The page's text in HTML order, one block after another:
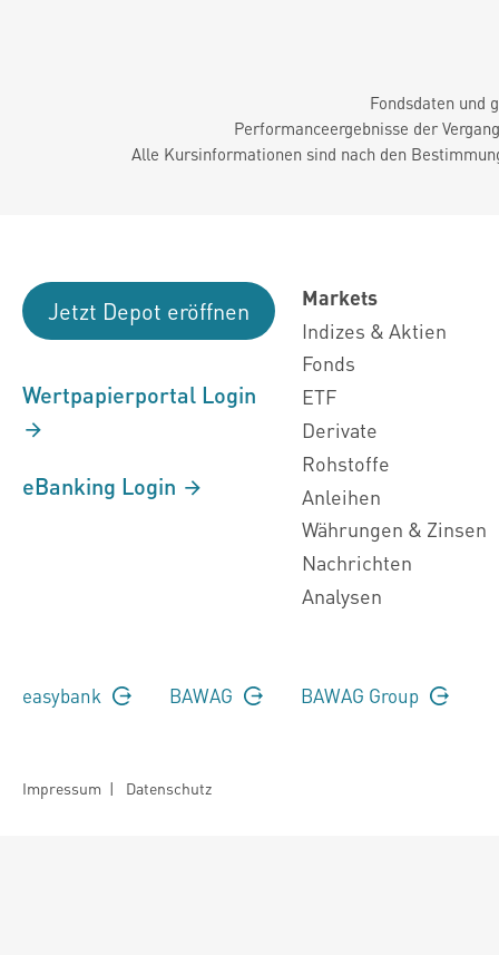
Fondsdaten und
Performanceergebnisse der
Alle Kursinformationen sind nach den
Jetzt Depot eröffnen
Wertpapierportal Login
eBanking Login
Markets
Indizes & Aktien
Fonds
ETF
Derivate
Rohstoffe
Anleihen
Währungen & Zinsen
Nachrichten
Analysen
easybank BAWAG BAWAG Group
Impressum | Datenschutz